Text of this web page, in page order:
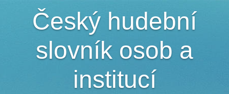
Český hudební
slovník osob a
institucí